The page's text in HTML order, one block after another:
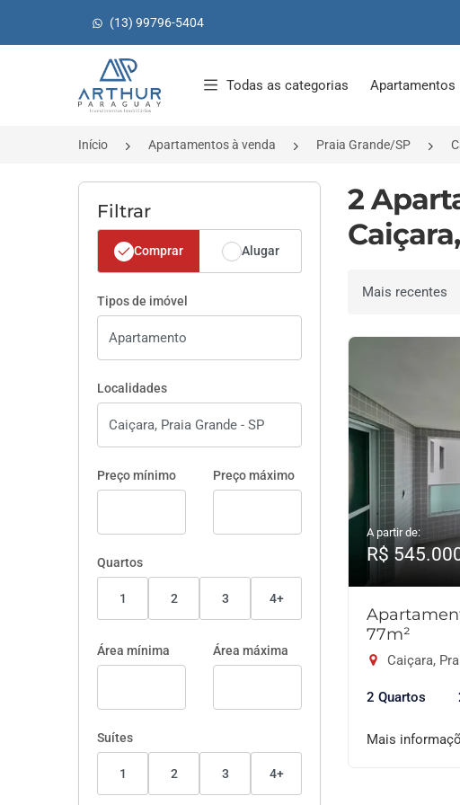
(13) 99796-5404
Página inicial
Todas as categorias Apartamentos
Início Apartamentos à venda Praia Grande/SP
Filtrar
Comprar Alugar
Tipos de imóvel
Localidades
Preço mínimo Preço máximo
Quartos
1 2 3 4+
Área mínima Área máxima
Suítes
1 2 3 4+
2
Ordenar por
A partir de:
R$
77m²
Caiçara,
2 Quartos
Mais